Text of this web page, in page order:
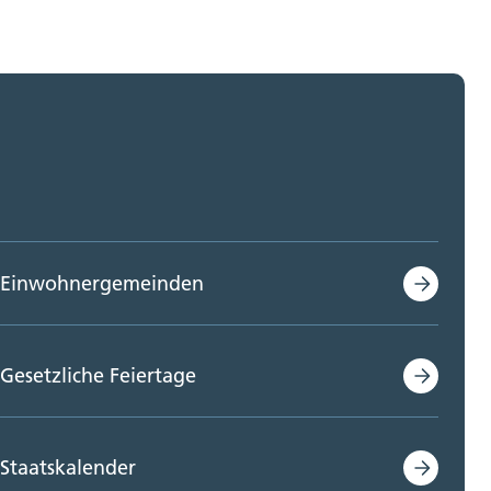
Einwohnergemeinden
Gesetzliche Feiertage
Staatskalender